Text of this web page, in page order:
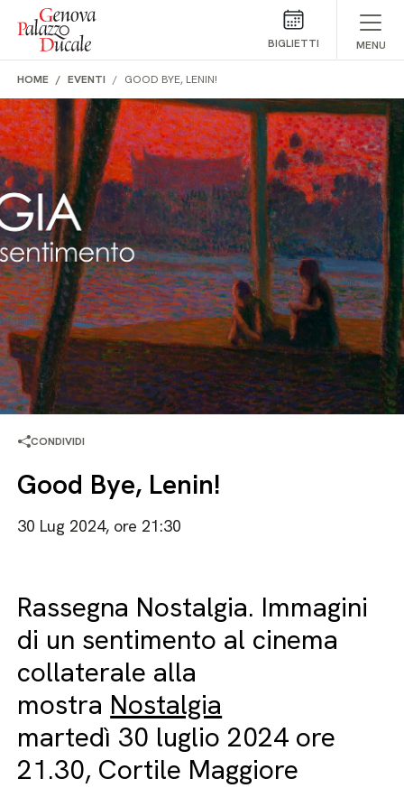
Salta al contenuto
BIGLIETTI MENU
HOME EVENTI GOOD BYE, LENIN!
CONDIVIDI
Good Bye, Lenin!
30 Lug 2024, ore 21:30
Rassegna Nostalgia. Immagini
di un sentimento al cinema
collaterale alla
mostra Nostalgia
martedì 30 luglio 2024 ore
21.30, Cortile Maggiore